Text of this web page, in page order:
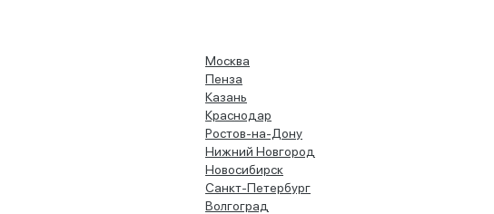
Москва
Пенза
Казань
Краснодар
Ростов-на-Дону
Нижний Новгород
Новосибирск
Санкт-Петербург
Волгоград